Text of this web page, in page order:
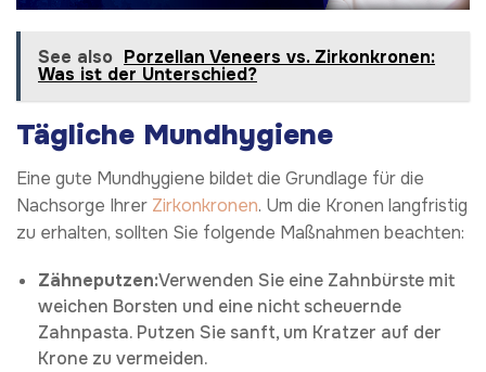
See also Porzellan Veneers vs. Zirkonkronen:
Was ist der Unterschied?
Tägliche Mundhygiene
Eine gute Mundhygiene bildet die Grundlage für die
Nachsorge Ihrer Zirkonkronen. Um die Kronen langfristig
zu erhalten, sollten Sie folgende Maßnahmen beachten:
Zähneputzen:Verwenden Sie eine Zahnbürste mit
weichen Borsten und eine nicht scheuernde
Zahnpasta. Putzen Sie sanft, um Kratzer auf der
Krone zu vermeiden.